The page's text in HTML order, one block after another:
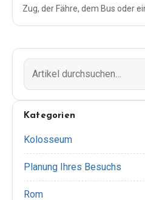
Zug, der Fähre, dem Bus oder
Kategorien
Kolosseum
Planung Ihres Besuchs
Rom